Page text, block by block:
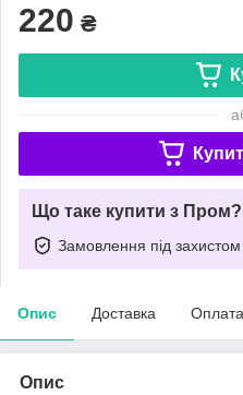
220 ₴
Що таке купити з Пром?
Замовлення під захистом
Опис Доставка Оплата
Опис